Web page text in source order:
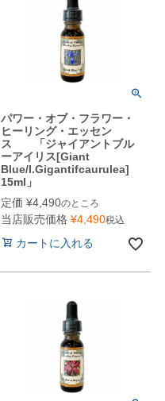
パワー・オブ・フラワー・
ヒーリング・エッセン
ス 「ジャイアントブル
ーアイリス[Giant
Blue/I.Gigantifcaurulea]
15ml」
定価 ¥4,490のところ
当店販売価格 ¥4,490税込
カートに入れる